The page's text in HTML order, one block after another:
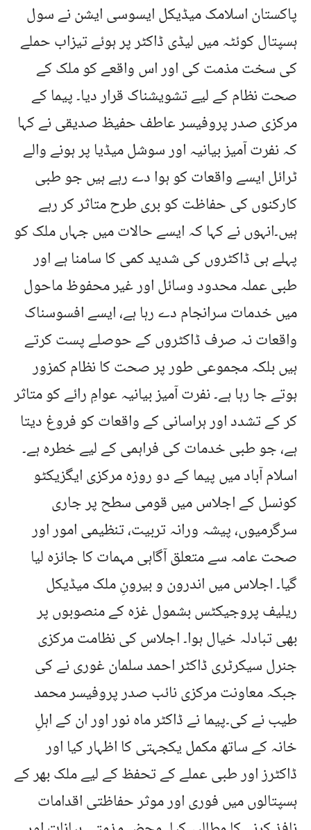
پاکستان اسلامک میڈیکل ایسوسی ایشن نے سول
ہسپتال کوئٹہ میں لیڈی ڈاکٹر پر ہوئے تیزاب حملے
کی سخت مذمت کی اور اس واقعے کو ملک کے
صحت نظام کے لیے تشویشناک قرار دیا۔ پیما کے
مرکزی صدر پروفیسر عاطف حفیظ صدیقی نے کہا
کہ نفرت آمیز بیانیہ اور سوشل میڈیا پر ہونے والے
ٹرائل ایسے واقعات کو ہوا دے رہے ہیں جو طبی
کارکنوں کی حفاظت کو بری طرح متاثر کر رہے
ہیں۔انہوں نے کہا کہ ایسے حالات میں جہاں ملک کو
پہلے ہی ڈاکٹروں کی شدید کمی کا سامنا ہے اور
طبی عملہ محدود وسائل اور غیر محفوظ ماحول
میں خدمات سرانجام دے رہا ہے، ایسے افسوسناک
واقعات نہ صرف ڈاکٹروں کے حوصلے پست کرتے
ہیں بلکہ مجموعی طور پر صحت کا نظام کمزور
ہوتے جا رہا ہے۔ نفرت آمیز بیانیہ عوامِ رائے کو متاثر
کر کے تشدد اور ہراسانی کے واقعات کو فروغ دیتا
ہے، جو طبی خدمات کی فراہمی کے لیے خطرہ ہے۔
اسلام آباد میں پیما کے دو روزہ مرکزی ایگزیکٹو
کونسل کے اجلاس میں قومی سطح پر جاری
سرگرمیوں، پیشہ ورانہ تربیت، تنظیمی امور اور
صحت عامہ سے متعلق آگاہی مہمات کا جائزہ لیا
گیا۔ اجلاس میں اندرون و بیرونِ ملک میڈیکل
ریلیف پروجیکٹس بشمول غزہ کے منصوبوں پر
بھی تبادلہ خیال ہوا۔ اجلاس کی نظامت مرکزی
جنرل سیکرٹری ڈاکٹر احمد سلمان غوری نے کی
جبکہ معاونت مرکزی نائب صدر پروفیسر محمد
طیب نے کی۔پیما نے ڈاکٹر ماہ نور اور ان کے اہلِ
خانہ کے ساتھ مکمل یکجہتی کا اظہار کیا اور
ڈاکٹرز اور طبی عملے کے تحفظ کے لیے ملک بھر کے
ہسپتالوں میں فوری اور موثر حفاظتی اقدامات